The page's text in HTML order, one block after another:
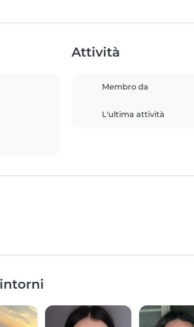
Attività
Membro da
L'ultima attività